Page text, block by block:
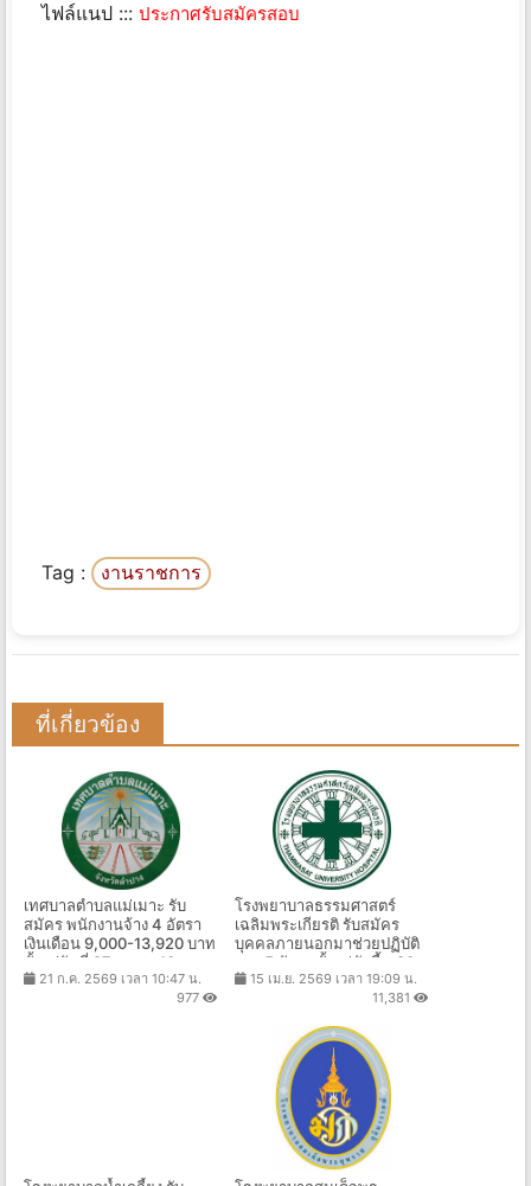
ไฟล์แนป ::: ประกาศรับสมัครสอบ
Tag : งานราชการ
ที่เกี่ยวข้อง
เทศบาลตำบลแม่เมาะ รับ
สมัคร พนักงานจ้าง 4 อัตรา
เงินเดือน 9,000-13,920 บาท
ตั้งแต่วันที่ 27 ก.ค. - 10 ส.ค.
256921 ก.ค. 2569 เวลา 10:47 น.
977
โรงพยาบาลธรรมศาสตร์
เฉลิมพระเกียรติ รับสมัคร
บุคคลภายนอกมาช่วยปฏิบัติ
งาน 5 อัตรา ตั้งแต่บัดนี้ - 30
ก.ย. 2569
15 เม.ย. 2569 เวลา 19:09 น.
11,381